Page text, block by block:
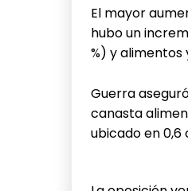
El mayor
hubo un
%) y alimentos
Guerra
canasta
ubicado en 0,6